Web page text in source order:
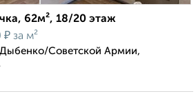
62м², 18/20 этаж
₽ за м²
Советской Армии,